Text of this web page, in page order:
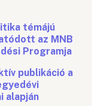
témájú
az MNB
Programja
publikáció a
alapján